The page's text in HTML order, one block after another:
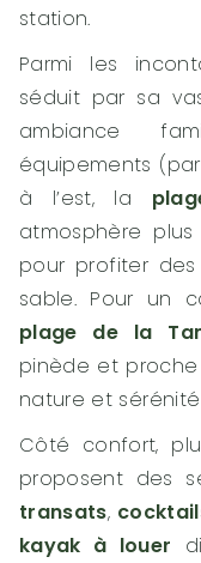
station.
Parmi les
séduit par sa
ambiance
équipements
à l’est, la
atmosphère
pour profiter
sable. Pour un
plage de la
pinède et
nature et
Côté confort,
proposent des
transats,
kayak à louer